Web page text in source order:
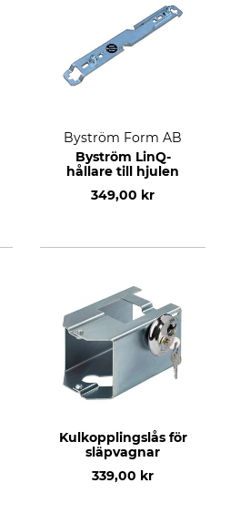
Byström Form AB
Byström LinQ-
hållare till hjulen
349,00 kr
Kulkopplingslås för
släpvagnar
339,00 kr